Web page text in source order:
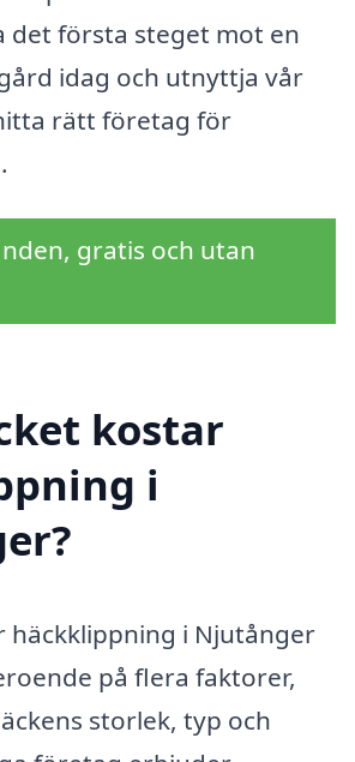
det första steget mot en
idag och utnyttja vår
rätt företag för
gratis och utan
kostar
i
häckklippning i Njutånger
på flera faktorer,
storlek, typ och